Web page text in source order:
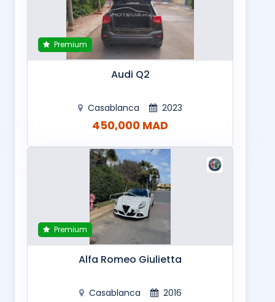
Premium
Audi Q2
Casablanca 2023
450,000 MAD
Premium
Alfa Romeo Giulietta
Casablanca 2016